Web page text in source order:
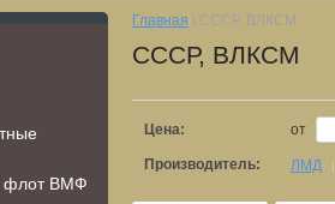
флот ВМФ
Главная \ СССР, ВЛКСМ
СССР, ВЛКСМ
Цена: от
Производитель: ЛМД |